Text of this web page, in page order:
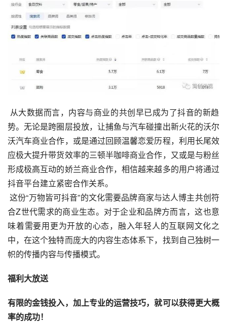
势。无论是跨圈层投放，让捕鱼与汽车碰撞出新火花的沃尔
沃汽车商业合作，或是通过回顾温馨恋爱历程，利用长尾效
应极大提升带货效率的三顿半咖啡商业合作，又或是与粉丝
形成极高互动的娇兰商业合作，相信越来越多的用户将通过
抖音平台建立紧密合作关系。
这份“万物皆可抖音”的文化需要品牌商家与达人博主共创符
合Z世代需求的商业生态。对于企业和品牌方而言，这也意
味着需要用更为开放的心态，融入年轻人的互联网文化之
中，在这个独特而庞大的内容生态体系下，找到自己独树一
帜的传播内容与传播模式。
福利大放送
有限的金钱投入，加上专业的运营技巧，就可以获得更大概
率的成功！